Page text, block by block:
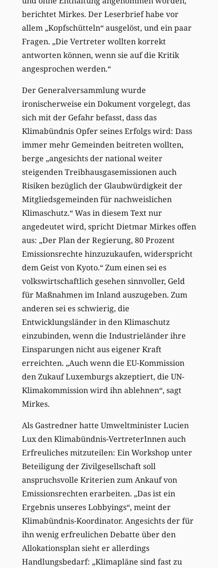
berichtet Mirkes. Der Leserbrief habe vor
allem „Kopfschütteln“ ausgelöst, und ein paar
Fragen. „Die Vertreter wollten korrekt
antworten können, wenn sie auf die Kritik
angesprochen werden.“
Der Generalversammlung wurde
ironischerweise ein Dokument vorgelegt, das
sich mit der Gefahr befasst, dass das
Klimabündnis Opfer seines Erfolgs wird: Dass
immer mehr Gemeinden beitreten wollten,
berge „angesichts der national weiter
steigenden Treibhausgasemissionen auch
Risiken bezüglich der Glaubwürdigkeit der
Mitgliedsgemeinden für nachweislichen
Klimaschutz.“ Was in diesem Text nur
angedeutet wird, spricht Dietmar Mirkes offen
aus: „Der Plan der Regierung, 80 Prozent
Emissionsrechte hinzuzukaufen, widerspricht
dem Geist von Kyoto.“ Zum einen sei es
volkswirtschaftlich gesehen sinnvoller, Geld
für Maßnahmen im Inland auszugeben. Zum
anderen sei es schwierig, die
Entwicklungsländer in den Klimaschutz
einzubinden, wenn die Industrieländer ihre
Einsparungen nicht aus eigener Kraft
erreichten. „Auch wenn die EU-Kommission
den Zukauf Luxemburgs akzeptiert, die UN-
Klimakommission wird ihn ablehnen“, sagt
Mirkes.
Als Gastredner hatte Umweltminister Lucien
Lux den Klimabündnis-VertreterInnen auch
Erfreuliches mitzuteilen: Ein Workshop unter
Beteiligung der Zivilgesellschaft soll
anspruchsvolle Kriterien zum Ankauf von
Emissionsrechten erarbeiten. „Das ist ein
Ergebnis unseres Lobbyings“, meint der
Klimabündnis-Koordinator. Angesichts der für
ihn wenig erfreulichen Debatte über den
Allokationsplan sieht er allerdings
Handlungsbedarf: „Klimapläne sind fast zu